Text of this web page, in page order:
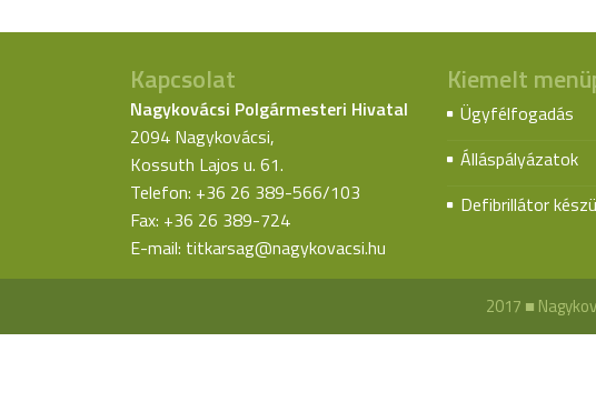
Kapcsolat
Nagykovácsi Polgármesteri Hivatal
2094 Nagykovácsi,
Kossuth Lajos u. 61.
Telefon: +36 26 389-566/103
Fax: +36 26 389-724
E-mail: titkarsag@nagykovacsi.hu
Kiemelt
Ügyfélfogadás
Álláspályázatok
Defibrillátor
2017 ■